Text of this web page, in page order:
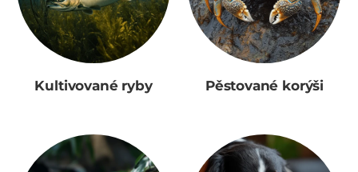
Kultivované ryby Pěstované korýši